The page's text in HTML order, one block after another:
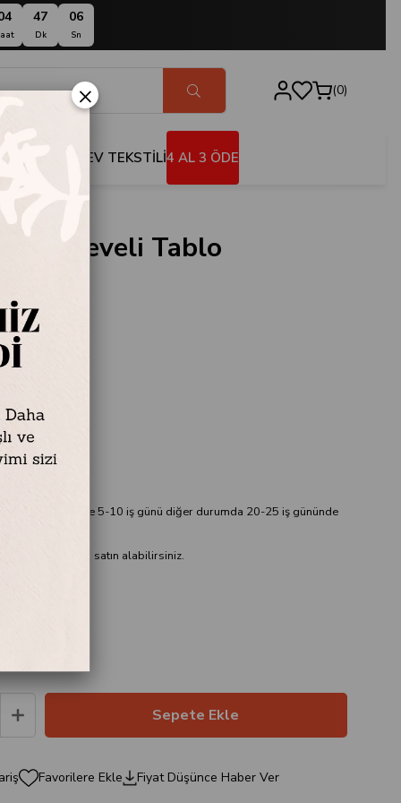
47
Dk
05
Sn
0
EV TEKSTİLİ4 AL 3 ÖDE
Çerçeveli Tablo
cm
x 115 cm
hazırda var ise 5-10 iş günü diğer durumda 20-25 iş gününde
olarak da satın alabilirsiniz.
Favorilere Ekle Fiyat Düşünce Haber Ver
×